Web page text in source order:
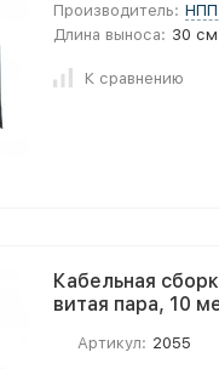
Производитель:
Длина выноса: 30 см
К сравнению
Кабельная
витая пара, 10
Артикул: 2055